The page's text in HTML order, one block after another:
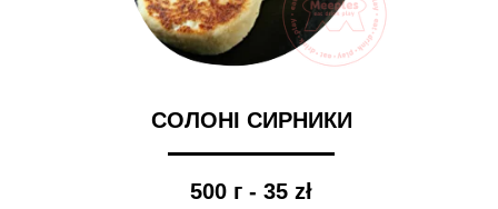
500 г - 35 zł
СОЛОНІ СИРНИКИ